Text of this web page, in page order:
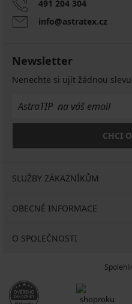
491 204 304
info@astratex.cz
Newsletter
Nenechte si ujít žádnou
CHCI
SLUŽBY ZÁKAZNÍKŮM
OBECNÉ INFORMACE
O SPOLEČNOSTI